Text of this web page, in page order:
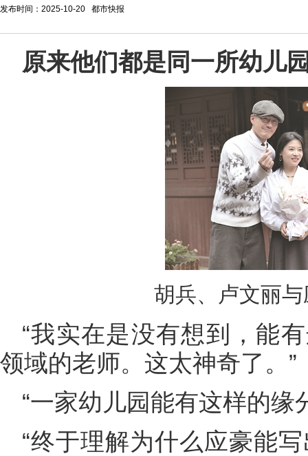
发布时间：2025-10-20 都市快报
原来他们都是同一所幼儿
胡兵、卢文丽
“我实在是没有想到，能
领域的老师。这太神奇了。”
“一家幼儿园能有这样的缘
“终于理解为什么应豪能